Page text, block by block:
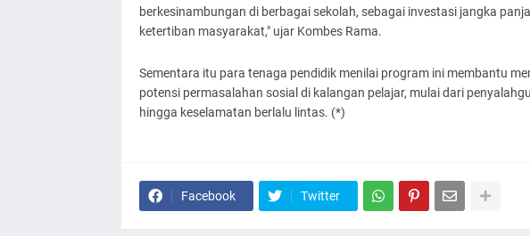
berkesinambungan di berbagai sekolah, sebagai investasi jangka
ketertiban masyarakat," ujar Kombes Rama.
Sementara itu para tenaga pendidik menilai program ini membantu
potensi permasalahan sosial di kalangan pelajar, mulai dari
hingga keselamatan berlalu lintas. (*)
Facebook Twitter